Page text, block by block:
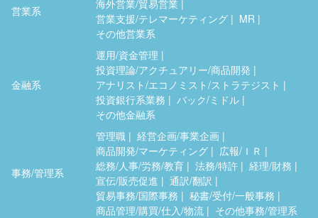
営業系
海外営業/貿易営業
営業支援/テレマーケティング
MR
その他営業系
金融系
運用/資金管理
投資理論/アクチュアリー/商品開発
アナリスト/エコノミスト/ストラテジスト
投資銀行系業務
バック/ミドル
その他金融系
事務/管理系
管理職
経営企画/事業企画
商品開発/マーケティング
広報/ＩＲ
総務/人事/労務/教育
法務/特許
経理/財務
宣伝/販売促進
通訳/翻訳
貿易事務/国際事務
秘書/受付/一般事務
商品管理/購買/仕入/物流
その他事務/管理系